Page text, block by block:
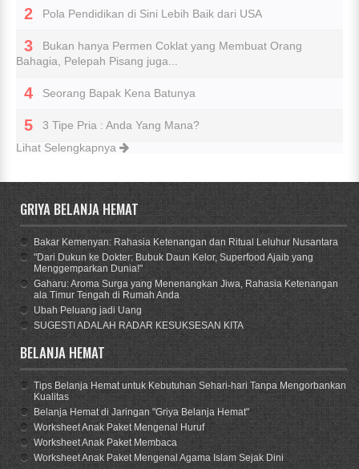
Pola Pendidikan di Sini Lebih Baik dari USA
Bukan hanya Permen Coklat yang Membuat Orang
Bahagia, Pelepah Pisang juga...
Seorang Bapak Kena Batunya
3 Tipe Pria : Anda Yang Mana?
Lihat Selengkapnya
GRIYA BELANJA HEMAT
Bakar Kemenyan: Rahasia Ketenangan dan Ritual Leluhur Nusantara
"Dari Dukun ke Dokter: Bubuk Daun Kelor, Superfood Ajaib yang
Menggemparkan Dunia!"
Gaharu: Aroma Surga yang Menenangkan Jiwa, Rahasia Ketenangan
ala Timur Tengah di Rumah Anda
Ubah Peluang jadi Uang
SUGESTI ADALAH RADAR KESUKSESAN KITA
BELANJA HEMAT
Tips Belanja Hemat untuk Kebutuhan Sehari-hari Tanpa Mengorbankan
Kualitas
Belanja Hemat di Jaringan "Griya Belanja Hemat"
Worksheet Anak Paket Mengenal Huruf
Worksheet Anak Paket Membaca
Worksheet Anak Paket Mengenal Agama Islam Sejak Dini